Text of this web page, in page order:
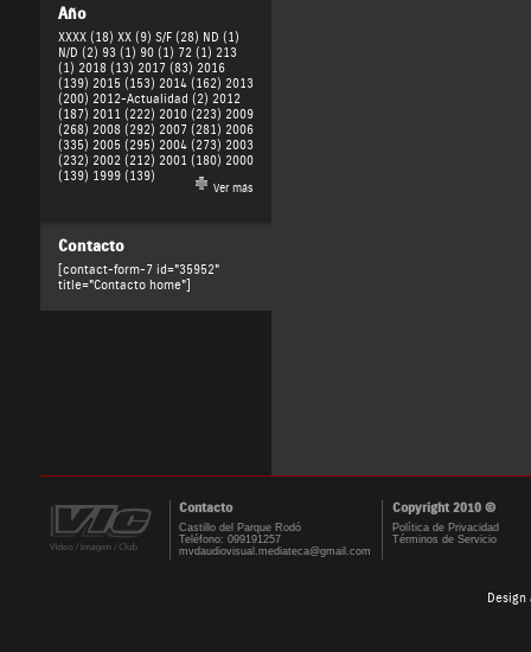
Año
XXXX (18) XX (9) S/F (28) ND (1)
N/D (2) 93 (1) 90 (1) 72 (1) 213
(1) 2018 (13) 2017 (83) 2016
(139) 2015 (153) 2014 (162) 2013
(200) 2012-Actualidad (2) 2012
(187) 2011 (222) 2010 (223) 2009
(268) 2008 (292) 2007 (281) 2006
(335) 2005 (295) 2004 (273) 2003
(232) 2002 (212) 2001 (180) 2000
(139) 1999 (139)
Ver más
Contacto
[contact-form-7 id="35952"
title="Contacto home"]
Contacto Copyright 2010 ©
Castillo del Parque Rodó
Teléfono: 099191257
mvdaudiovisual.mediateca@gmail.com
Política de Privacidad
Términos de Servicio